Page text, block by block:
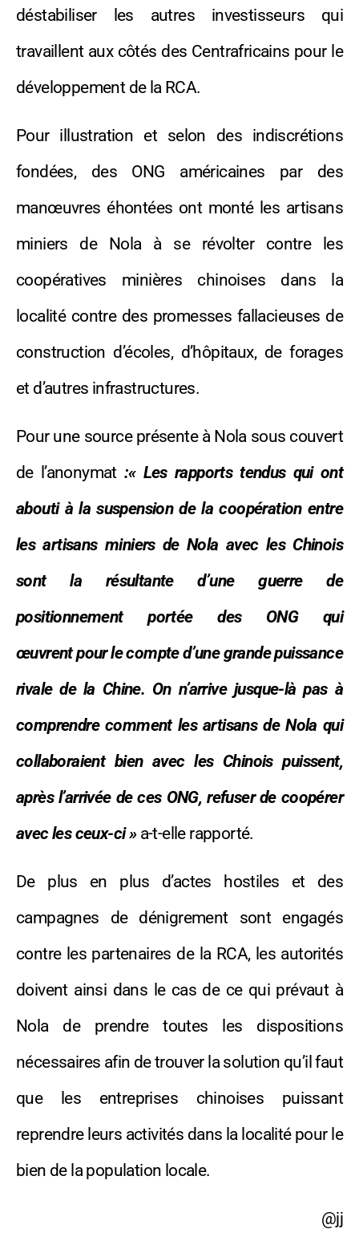
déstabiliser les autres investisseurs qui
travaillent aux côtés des Centrafricains pour le
développement de la RCA.
Pour illustration et selon des indiscrétions
fondées, des ONG américaines par des
manœuvres éhontées ont monté les artisans
miniers de Nola à se révolter contre les
coopératives minières chinoises dans la
localité contre des promesses fallacieuses de
construction d’écoles, d’hôpitaux, de forages
et d’autres infrastructures.
Pour une source présente à Nola sous couvert
de l’anonymat :« Les rapports tendus qui ont
abouti à la suspension de la coopération entre
les artisans miniers de Nola avec les Chinois
sont la résultante d’une guerre de
positionnement portée des ONG qui
œuvrent pour le compte d’une grande puissance
rivale de la Chine. On n’arrive jusque-là pas à
comprendre comment les artisans de Nola qui
collaboraient bien avec les Chinois puissent,
après l’arrivée de ces ONG, refuser de coopérer
avec les ceux-ci » a-t-elle rapporté.
De plus en plus d’actes hostiles et des
campagnes de dénigrement sont engagés
contre les partenaires de la RCA, les autorités
doivent ainsi dans le cas de ce qui prévaut à
Nola de prendre toutes les dispositions
nécessaires afin de trouver la solution qu’il faut
que les entreprises chinoises puissant
reprendre leurs activités dans la localité pour le
bien de la population locale.
@jj